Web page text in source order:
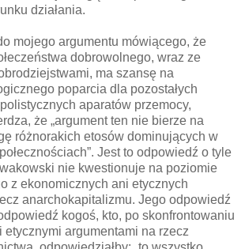
działania.
mojego argumentu mówiącego, że
dobrowolnego, wraz ze
ma szansę na
poparcia dla pozostałych
aparatów przemocy,
że „argument ten nie bierze na
różnorakich etosów dominujących w
Jest to odpowiedź o tyle
nie kwestionuje na poziomie
z ekonomicznych ani etycznych
anarchokapitalizmu. Jego odpowiedź
kogoś, kto, po skonfrontowaniu
etycznymi argumentami na rzecz